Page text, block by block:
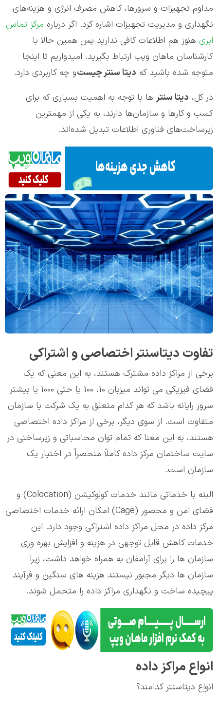
مداوم تجهیزات و سرورها، کاهش مصرف انرژی و هزینه‌های
نگهداری و مدیریت تجهیزات اشاره کرد. اگر درباره مرکز تماس
ابری هنوز هم اطلاعات کافی ندارید پس همین حالا با
کارشناسان ماهان ویپ ارتباط بگیرید. امیدواریم تا اینجا
متوجه شده باشید که دیتا سنتر چیستو چه کاربردی دارد.
در کل، دیتا سنتر ها با توجه به اهمیت بسیاری که برای
کسب و کارها و سازمان‌ها دارند، به یکی از مهمترین
زیرساخت‌های فناوری اطلاعات تبدیل شده‌اند.
تفاوت دیتاسنتر اختصاصی و اشتراکی
برخی از مراکز داده مشترک هستند، به این معنی که یک
فضای فیزیکی می تواند میزبان 10، 100 یا حتی 1000 یا بیشتر
سرور رایانه باشد که هر کدام متعلق به یک شرکت یا سازمان
متفاوت است. از سوی دیگر، برخی از مراکز داده اختصاصی
هستند، به این معنا که تمام توان محاسباتی و زیرساختی در
سایت ساختمان مرکز داده کاملاً منحصراً در اختیار یک
سازمان است.
البته با خدماتی مانند خدمات کولوکیشن (Colocation) و
فضای امن و محصور (Cage) امکان ارائه خدمات اختصاصی
مرکز داده در محل مراکز داده اشتراکی وجود دارد. این
خدمات کاهش قابل توجهی در هزینه و افزایش بهره وری
سازمان ها را برای آرامفان به همراه خواهد داشت، زیرا
سازمان ها دیگر مجبور نیستند هزینه های سنگین و فرآیند
پیچیده ساخت و نگهداری مراکز داده را متحمل شوند.
انواع مراکز داده
انواع دیتاسنتر کدامند؟